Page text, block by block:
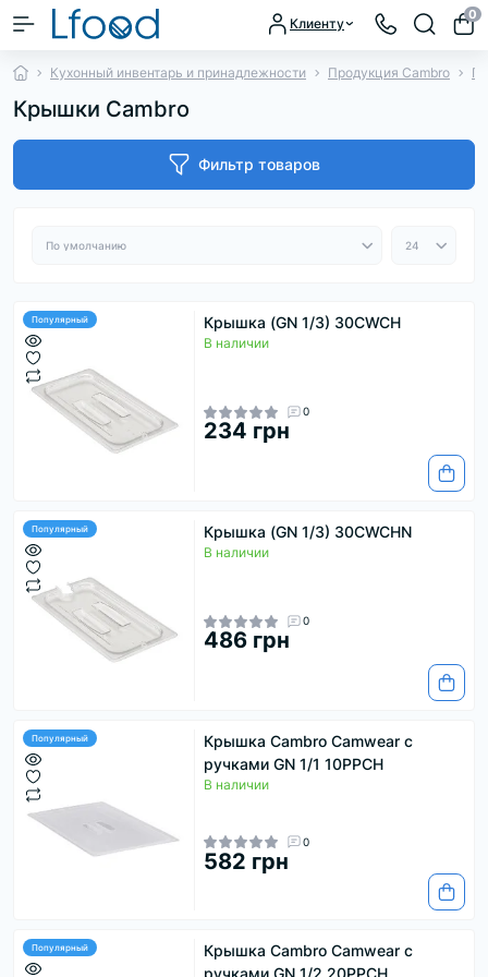
Клиенту
0
Кухонный инвентарь и принадлежности Продукция Cambro
Крышки Cambro
Фильтр товаров
Популярный Крышка (GN 1/3) 30CWCH
В наличии
0
234 грн
Популярный Крышка (GN 1/3) 30CWCHN
В наличии
0
486 грн
Популярный
Крышка Cambro Camwear с
ручками GN 1/1 10PPCH
В наличии
0
582 грн
Популярный
Крышка Cambro Camwear с
ручками GN 1/2 20PPCH